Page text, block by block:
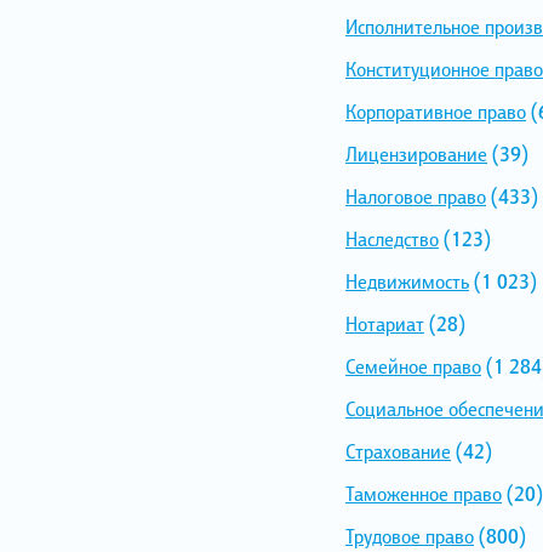
Исполнительное
Конституционное право
Корпоративное право
Лицензирование (39)
Налоговое право(433)
Наследство(123)
Недвижимость(1 023)
Нотариат(28)
Семейное право(1
Социальное
Страхование (42)
Таможенное право(20)
Трудовое право(800)